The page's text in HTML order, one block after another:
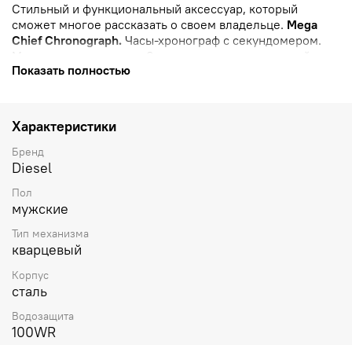
Стильный и функциональный аксессуар, который
сможет многое рассказать о своем владельце. Mega
Chief Chronograph. Часы-хронограф с секундомером.
Метки в виде штрихов. Заводная головка с защитой.
Ремешок с классической застежкой.
Показать полностью
Характеристики
Бренд
Diesel
Пол
мужские
Тип механизма
кварцевый
Корпус
сталь
Водозащита
100WR